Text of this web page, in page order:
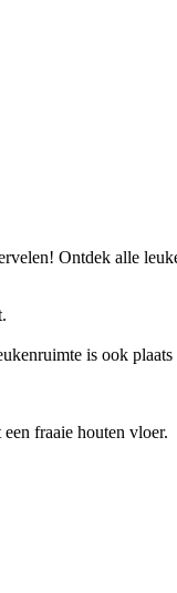
Ontdek alle
is ook
fraaie houten vloer.